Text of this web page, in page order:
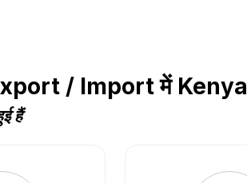
/ Import में Kenya
हैं